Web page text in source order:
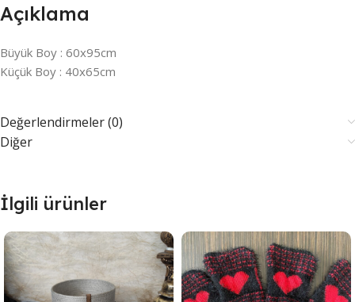
Açıklama
Büyük Boy : 60x95cm
Küçük Boy : 40x65cm
Değerlendirmeler (0)
Diğer
İlgili ürünler